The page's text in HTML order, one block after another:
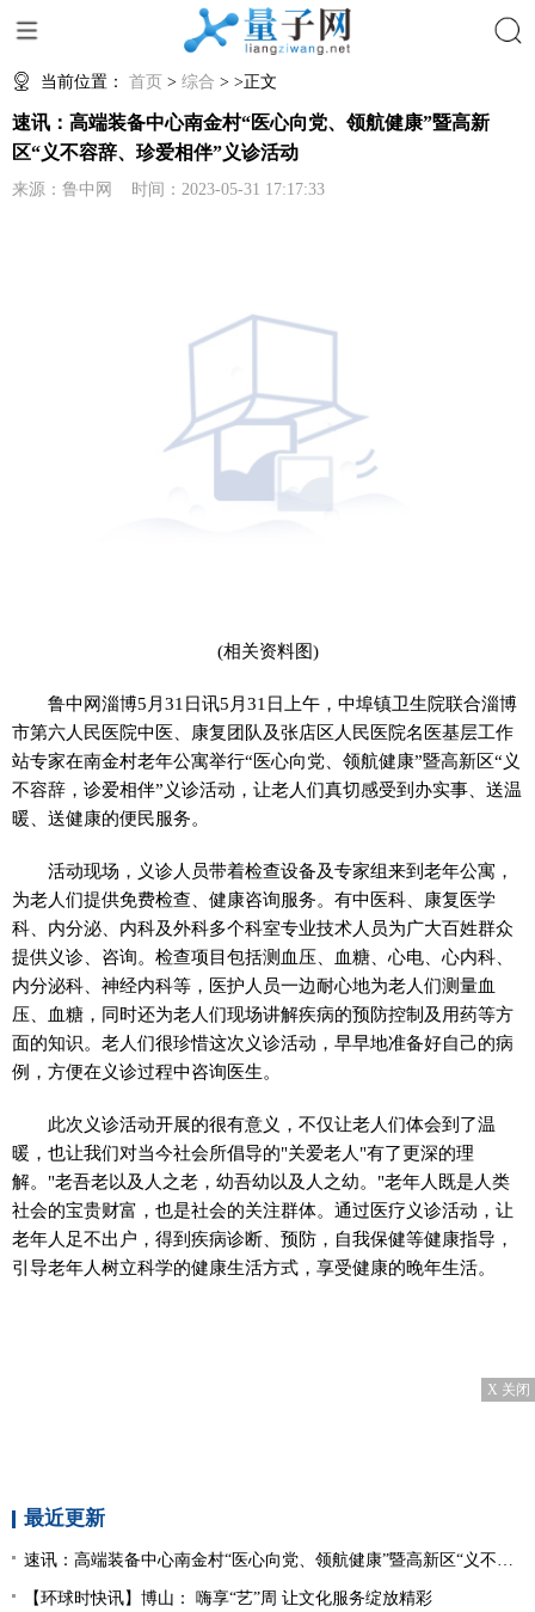
当前位置： 首页 > 综合 > >正文
速讯：高端装备中心南金村“医心向党、领航健康”暨高新
区“义不容辞、珍爱相伴”义诊活动
来源：鲁中网 时间：2023-05-31 17:17:33
(相关资料图)
鲁中网淄博5月31日讯5月31日上午，中埠镇卫生院联合淄博
市第六人民医院中医、康复团队及张店区人民医院名医基层工作
站专家在南金村老年公寓举行“医心向党、领航健康”暨高新区“义
不容辞，诊爱相伴”义诊活动，让老人们真切感受到办实事、送温
暖、送健康的便民服务。
活动现场，义诊人员带着检查设备及专家组来到老年公寓，
为老人们提供免费检查、健康咨询服务。有中医科、康复医学
科、内分泌、内科及外科多个科室专业技术人员为广大百姓群众
提供义诊、咨询。检查项目包括测血压、血糖、心电、心内科、
内分泌科、神经内科等，医护人员一边耐心地为老人们测量血
压、血糖，同时还为老人们现场讲解疾病的预防控制及用药等方
面的知识。老人们很珍惜这次义诊活动，早早地准备好自己的病
例，方便在义诊过程中咨询医生。
此次义诊活动开展的很有意义，不仅让老人们体会到了温
暖，也让我们对当今社会所倡导的"关爱老人"有了更深的理
解。"老吾老以及人之老，幼吾幼以及人之幼。"老年人既是人类
社会的宝贵财富，也是社会的关注群体。通过医疗义诊活动，让
老年人足不出户，得到疾病诊断、预防，自我保健等健康指导，
引导老年人树立科学的健康生活方式，享受健康的晚年生活。
X 关闭
最近更新
速讯：高端装备中心南金村“医心向党、领航健康”暨高新区“义不容辞、珍爱相伴”义诊活动
【环球时快讯】博山： 嗨享“艺”周 让文化服务绽放精彩